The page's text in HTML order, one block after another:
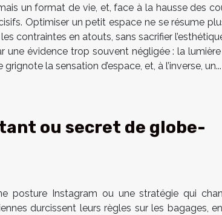
un format de vie, et, face à la hausse des
Optimiser un petit espace ne se résume
contraintes en atouts, sans sacrifier
une évidence trop souvent négligée : la
la sensation d’espace, et, à l’inverse, un...
ou secret de globe-
posture Instagram ou une stratégie qui
durcissent leurs règles sur les bagages,